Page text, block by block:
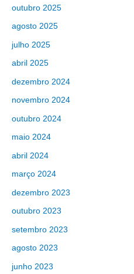
outubro 2025
agosto 2025
julho 2025
abril 2025
dezembro 2024
novembro 2024
outubro 2024
maio 2024
abril 2024
março 2024
dezembro 2023
outubro 2023
setembro 2023
agosto 2023
junho 2023